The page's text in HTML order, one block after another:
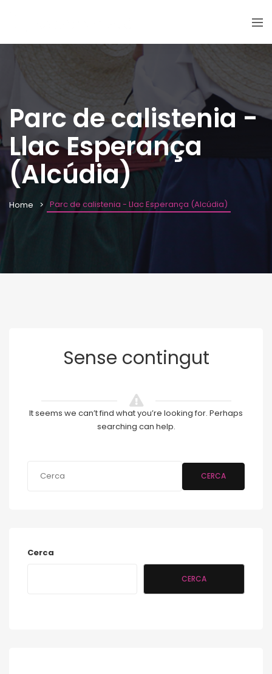
Parc de calistenia -
Llac Esperança
(Alcúdia)
Home Parc de calistenia - Llac Esperança (Alcúdia)
Sense contingut
It seems we can’t find what you’re looking for. Perhaps
searching can help.
CERCA
Cerca
CERCA